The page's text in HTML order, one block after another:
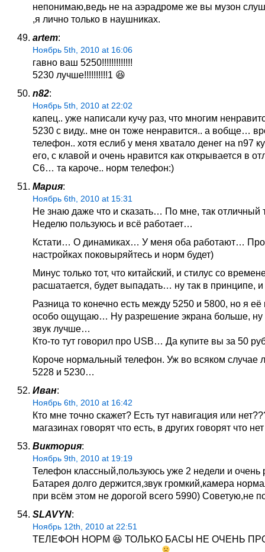
непонимаю,ведь не на аэрадроме же вы музон
,я лично только в наушниках.
artem:
Ноябрь 5th, 2010 at 16:06
гавно ваш 5250!!!!!!!!!!!!!
5230 лучше!!!!!!!!!!1 😆
n82:
Ноябрь 5th, 2010 at 22:02
капец.. уже написали кучу раз, что многим
5230 с виду.. мне он тоже ненравится.. а вобще…
телефон.. хотя еслиб у меня хватало денег на n97
его, с клавой и очень нравится как открывается в
С6… та кароче.. норм телефон:)
Мария:
Ноябрь 6th, 2010 at 15:31
Не знаю даже что и сказать… По мне, так отличный
Неделю пользуюсь и всё работает…
Кстати… О динамиках… У меня оба работают…
настройках поковыряйтесь и норм будет)
Минус только тот, что китайский, и стилус со
расшатается, будет выпадать… ну так в принципе,
Разница то конечно есть между 5250 и 5800, но я её
особо ощущаю… Ну разрешение экрана больше, ну
звук лучше…
Кто-то тут говорил про USB… Да купите вы за 50
Короче нормальный телефон. Уж во всяком случае
5228 и 5230…
Иван:
Ноябрь 6th, 2010 at 16:42
Кто мне точно скажет? Есть тут навигация или
магазинах говорят что есть, в других говорят что
Виктория:
Ноябрь 9th, 2010 at 19:19
Телефон классный,пользуюсь уже 2 недели и очень
Батарея долго держится,звук громкий,камера
при всём этом не дорогой всего 5990) Советую,не
SLAVYN:
Ноябрь 12th, 2010 at 22:51
ТЕЛЕФОН НОРМ 😆 ТОЛЬКО БАСЫ НЕ ОЧЕНЬ